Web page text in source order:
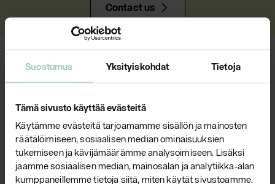
Suostumus Yksityiskohdat Tietoja
Tämä sivusto käyttää evästeitä
Käytämme evästeitä tarjoamamme sisällön ja mainosten
räätälöimiseen, sosiaalisen median ominaisuuksien
tukemiseen ja kävijämäärämme analysoimiseen. Lisäksi
jaamme sosiaalisen median, mainosalan ja analytiikka-alan
kumppaneillemme tietoja siitä, miten käytät sivustoamme.
Contact us
NEWS